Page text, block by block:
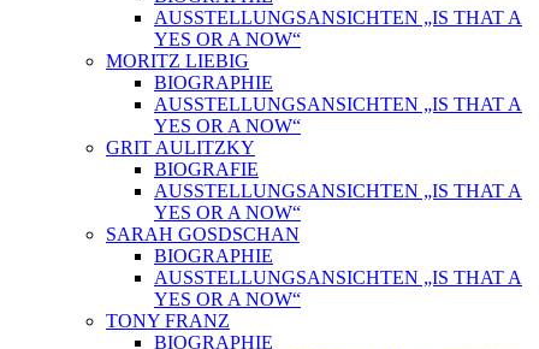
AUSSTELLUNGSANSICHTEN „IS THAT A
YES OR A NOW“
MORITZ LIEBIG
BIOGRAPHIE
AUSSTELLUNGSANSICHTEN „IS THAT A
YES OR A NOW“
GRIT AULITZKY
BIOGRAFIE
AUSSTELLUNGSANSICHTEN „IS THAT A
YES OR A NOW“
SARAH GOSDSCHAN
BIOGRAPHIE
AUSSTELLUNGSANSICHTEN „IS THAT A
YES OR A NOW“
TONY FRANZ
BIOGRAPHIE